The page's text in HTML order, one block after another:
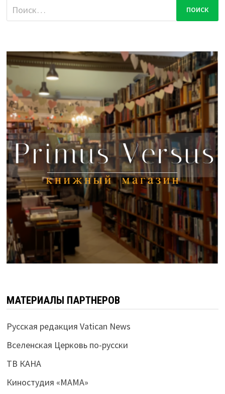
Найти:
МАТЕРИАЛЫ ПАРТНЕРОВ
Русская редакция Vatican News
Вселенская Церковь по-русски
ТВ КАНА
Киностудия «МАМА»